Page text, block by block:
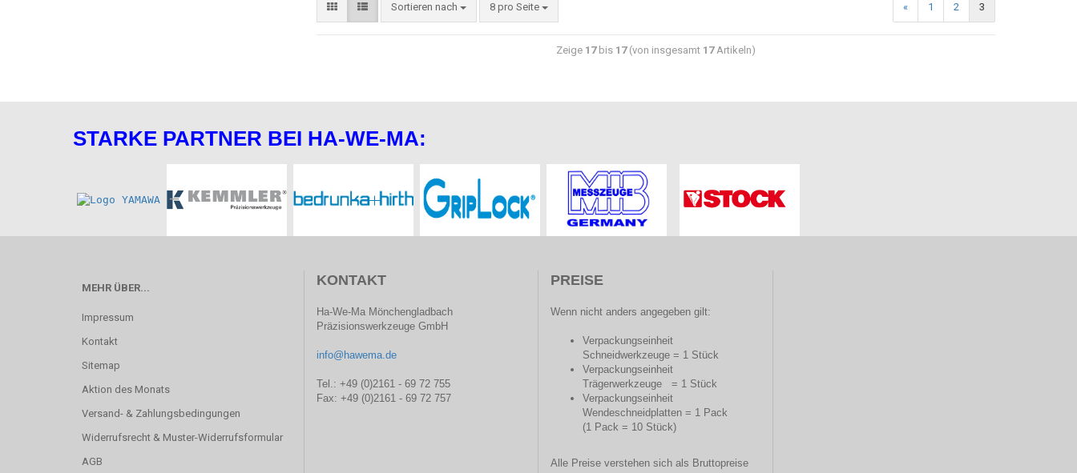
Sortieren nach 8 pro Seite « 1 2 3
Zeige 17bis 17(von insgesamt 17Artikeln)
STARKE PARTNER BEI HA-WE-MA:
MEHR ÜBER...
Impressum
Kontakt
Sitemap
Aktion des Monats
Versand- & Zahlungsbedingungen
Widerrufsrecht & Muster-Widerrufsformular
AGB
KONTAKT
Ha-We-Ma Mönchengladbach
Präzisionswerkzeuge GmbH
info@hawema.de
Tel.: +49 (0)2161 - 69 72 755
Fax: +49 (0)2161 - 69 72 757
PREISE
Wenn nicht anders angegeben gilt:
Verpackungseinheit
Schneidwerkzeuge = 1 Stück
Verpackungseinheit
Trägerwerkzeuge = 1 Stück
Verpackungseinheit
Wendeschneidplatten = 1 Pack
(1 Pack = 10 Stück)
Alle Preise verstehen sich als Bruttopreise